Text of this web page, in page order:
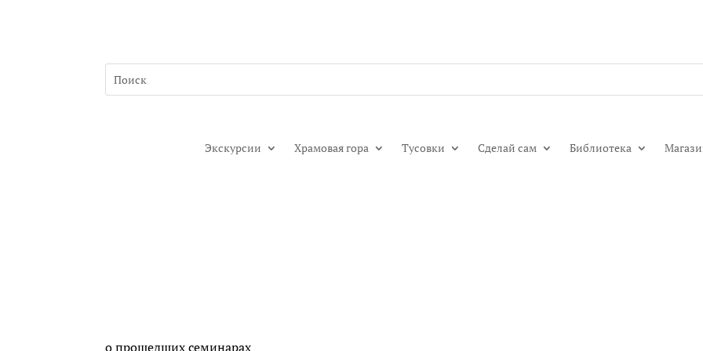
Экскурсии Храмовая гора Тусовки Сделай сам Библиотека
о прошедших семинарах